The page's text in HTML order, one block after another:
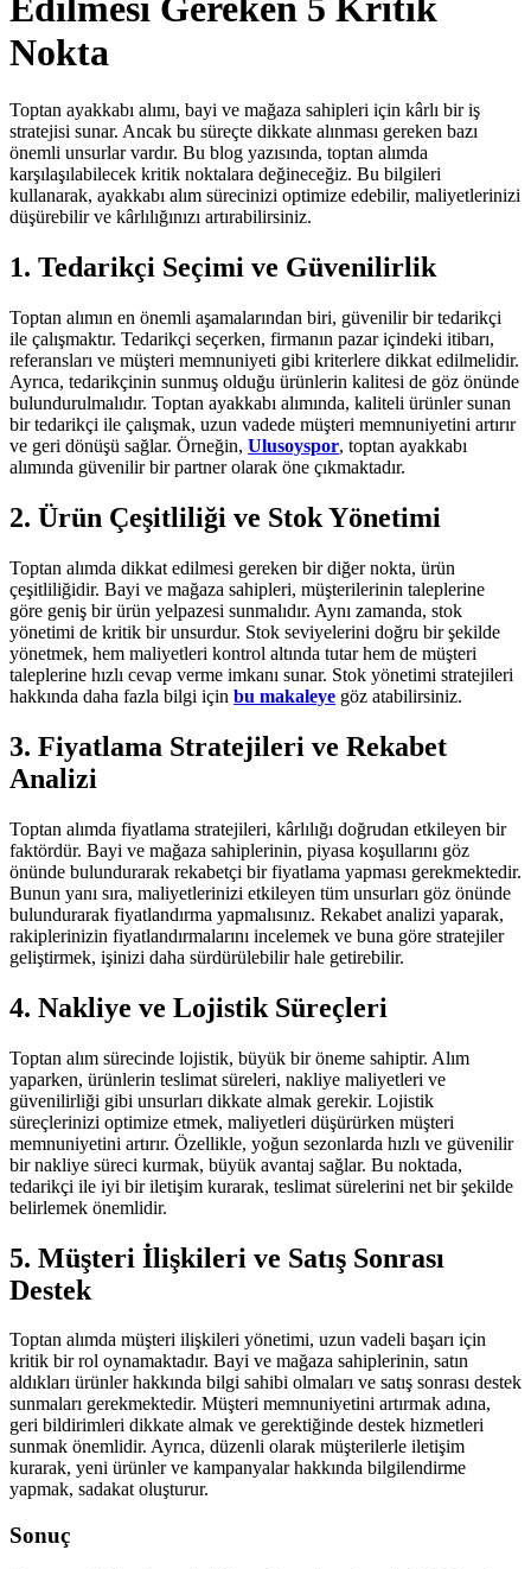
Nokta
Toptan ayakkabı alımı, bayi ve mağaza sahipleri için kârlı bir iş
stratejisi sunar. Ancak bu süreçte dikkate alınması gereken bazı
önemli unsurlar vardır. Bu blog yazısında, toptan alımda
karşılaşılabilecek kritik noktalara değineceğiz. Bu bilgileri
kullanarak, ayakkabı alım sürecinizi optimize edebilir, maliyetlerinizi
düşürebilir ve kârlılığınızı artırabilirsiniz.
1. Tedarikçi Seçimi ve Güvenilirlik
Toptan alımın en önemli aşamalarından biri, güvenilir bir tedarikçi
ile çalışmaktır. Tedarikçi seçerken, firmanın pazar içindeki itibarı,
referansları ve müşteri memnuniyeti gibi kriterlere dikkat edilmelidir.
Ayrıca, tedarikçinin sunmuş olduğu ürünlerin kalitesi de göz önünde
bulundurulmalıdır. Toptan ayakkabı alımında, kaliteli ürünler sunan
bir tedarikçi ile çalışmak, uzun vadede müşteri memnuniyetini artırır
ve geri dönüşü sağlar. Örneğin, Ulusoyspor, toptan ayakkabı
alımında güvenilir bir partner olarak öne çıkmaktadır.
2. Ürün Çeşitliliği ve Stok Yönetimi
Toptan alımda dikkat edilmesi gereken bir diğer nokta, ürün
çeşitliliğidir. Bayi ve mağaza sahipleri, müşterilerinin taleplerine
göre geniş bir ürün yelpazesi sunmalıdır. Aynı zamanda, stok
yönetimi de kritik bir unsurdur. Stok seviyelerini doğru bir şekilde
yönetmek, hem maliyetleri kontrol altında tutar hem de müşteri
taleplerine hızlı cevap verme imkanı sunar. Stok yönetimi stratejileri
hakkında daha fazla bilgi için bu makaleye göz atabilirsiniz.
3. Fiyatlama Stratejileri ve Rekabet
Analizi
Toptan alımda fiyatlama stratejileri, kârlılığı doğrudan etkileyen bir
faktördür. Bayi ve mağaza sahiplerinin, piyasa koşullarını göz
önünde bulundurarak rekabetçi bir fiyatlama yapması gerekmektedir.
Bunun yanı sıra, maliyetlerinizi etkileyen tüm unsurları göz önünde
bulundurarak fiyatlandırma yapmalısınız. Rekabet analizi yaparak,
rakiplerinizin fiyatlandırmalarını incelemek ve buna göre stratejiler
geliştirmek, işinizi daha sürdürülebilir hale getirebilir.
4. Nakliye ve Lojistik Süreçleri
Toptan alım sürecinde lojistik, büyük bir öneme sahiptir. Alım
yaparken, ürünlerin teslimat süreleri, nakliye maliyetleri ve
güvenilirliği gibi unsurları dikkate almak gerekir. Lojistik
süreçlerinizi optimize etmek, maliyetleri düşürürken müşteri
memnuniyetini artırır. Özellikle, yoğun sezonlarda hızlı ve güvenilir
bir nakliye süreci kurmak, büyük avantaj sağlar. Bu noktada,
tedarikçi ile iyi bir iletişim kurarak, teslimat sürelerini net bir şekilde
belirlemek önemlidir.
5. Müşteri İlişkileri ve Satış Sonrası
Destek
Toptan alımda müşteri ilişkileri yönetimi, uzun vadeli başarı için
kritik bir rol oynamaktadır. Bayi ve mağaza sahiplerinin, satın
aldıkları ürünler hakkında bilgi sahibi olmaları ve satış sonrası destek
sunmaları gerekmektedir. Müşteri memnuniyetini artırmak adına,
geri bildirimleri dikkate almak ve gerektiğinde destek hizmetleri
sunmak önemlidir. Ayrıca, düzenli olarak müşterilerle iletişim
kurarak, yeni ürünler ve kampanyalar hakkında bilgilendirme
yapmak, sadakat oluşturur.
Sonuç